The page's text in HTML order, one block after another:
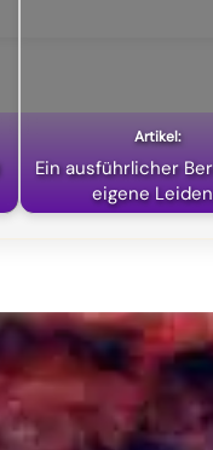
Ein ausführlicher
eigene